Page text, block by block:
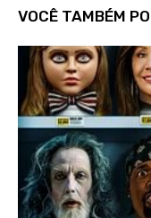
VOCÊ TAMBÉM